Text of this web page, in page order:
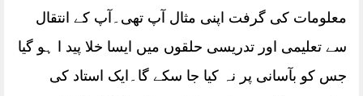
معلومات کی گرفت اپنی مثال آپ تھی۔آپ کے انتقال
سے تعلیمی اور تدریسی حلقوں میں ایسا خلا پید ا ہو گیا
جس کو بآسانی پر نہ کیا جا سکے گا۔ایک استاد کی